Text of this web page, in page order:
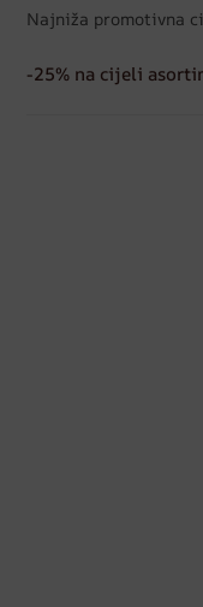
Najniža promotivna
-25% na cijeli